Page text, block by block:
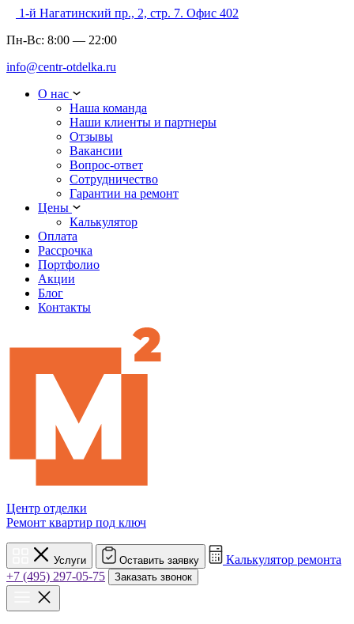
1-й Нагатинский пр., 2, стр. 7. Офис 402
Пн-Вс: 8:00 — 22:00
info@centr-otdelka.ru
О нас
Наша команда
Наши клиенты и партнеры
Отзывы
Вакансии
Вопрос-ответ
Сотрудничество
Гарантии на ремонт
Цены
Калькулятор
Оплата
Рассрочка
Портфолио
Акции
Блог
Контакты
Центр отделки
Ремонт квартир под ключ
Услуги Оставить заявку
Калькулятор ремонта
+7 (495) 297-05-75
Заказать звонок